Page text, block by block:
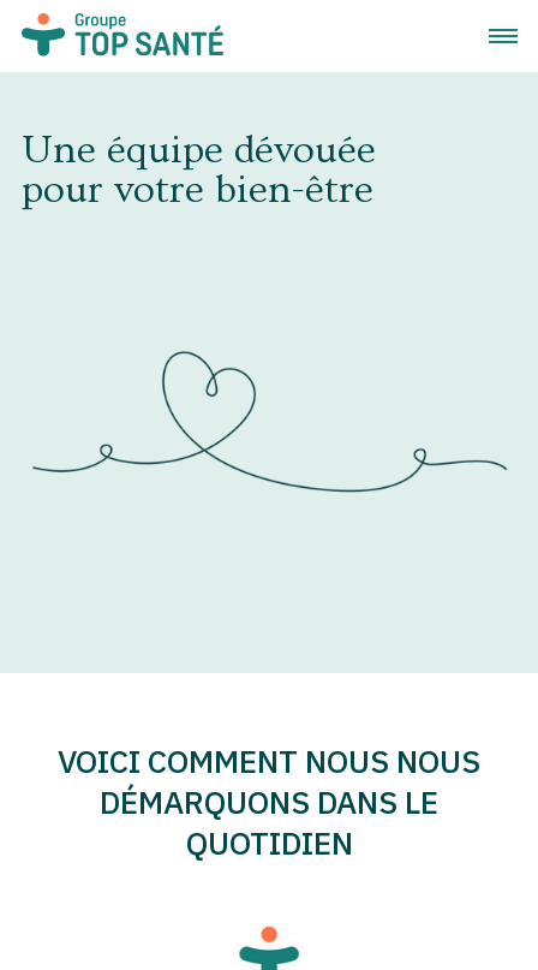
Ouvrir
Une équipe dévouée
pour votre bien-être
VOICI COMMENT NOUS NOUS
DÉMARQUONS DANS LE
QUOTIDIEN